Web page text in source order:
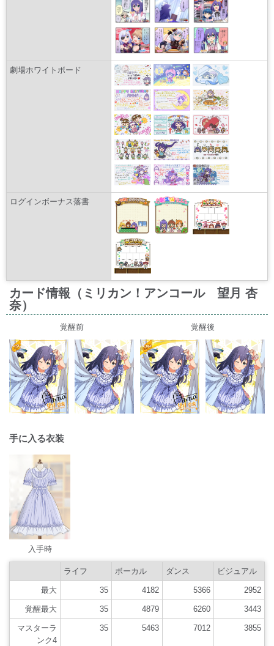
劇場ホワイトボード
ログインボーナス落書
カード情報（ミリカン！アンコール 望月 杏
奈）
覚醒前 覚醒後
手に入る衣装
入手時
ライフ ボーカル ダンス ビジュアル
最大 35 4182 5366 2952
覚醒最大 35 4879 6260 3443
マスターラ
ンク4
35 5463 7012 3855